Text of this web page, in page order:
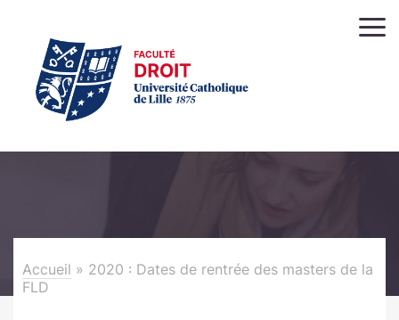
Accueil » 2020 : Dates de rentrée des masters de la
FLD